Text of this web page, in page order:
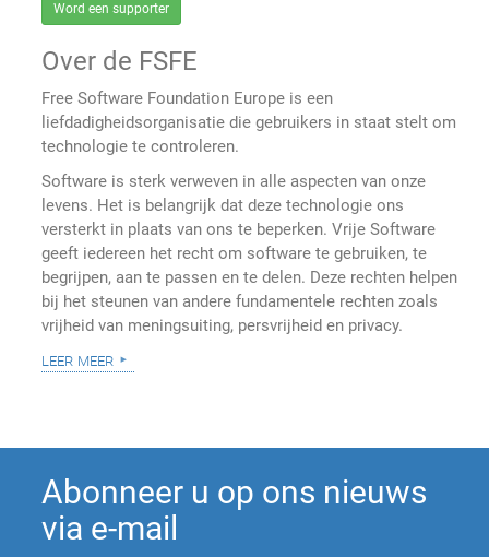
Word een supporter
Over de FSFE
Free Software Foundation Europe is een
liefdadigheidsorganisatie die gebruikers in staat stelt om
technologie te controleren.
Software is sterk verweven in alle aspecten van onze
levens. Het is belangrijk dat deze technologie ons
versterkt in plaats van ons te beperken. Vrije Software
geeft iedereen het recht om software te gebruiken, te
begrijpen, aan te passen en te delen. Deze rechten helpen
bij het steunen van andere fundamentele rechten zoals
vrijheid van meningsuiting, persvrijheid en privacy.
leer meer
Abonneer u op ons nieuws
via e-mail